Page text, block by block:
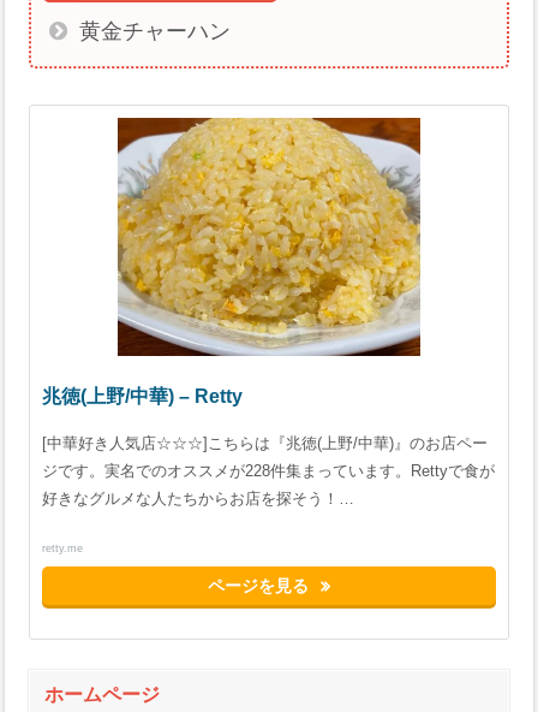
黄金チャーハン
兆徳(上野/中華) – Retty
[中華好き人気店☆☆☆]こちらは『兆徳(上野/中華)』のお店ペー
ジです。実名でのオススメが228件集まっています。Rettyで食が
好きなグルメな人たちからお店を探そう！…
retty.me
ページを見る
ホームページ